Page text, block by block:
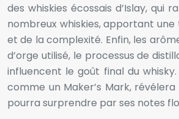
des whiskies écossais d’Islay,
nombreux whiskies, apportant
et de la complexité. Enfin, les
d’orge utilisé, le processus de
influencent le goût final du
comme un Maker’s Mark,
pourra surprendre par ses notes